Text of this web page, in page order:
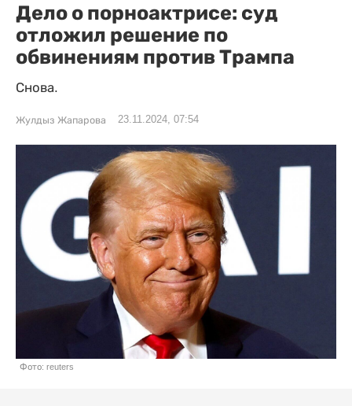
Дело о порноактрисе: суд
отложил решение по
обвинениям против Трампа
Снова.
Жулдыз Жапарова 23.11.2024, 07:54
Фото: reuters